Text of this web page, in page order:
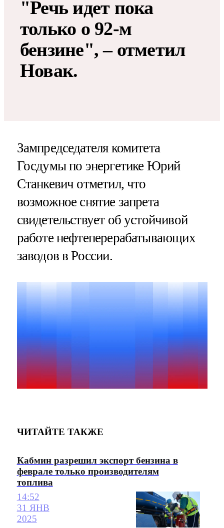
"Речь идет пока
только о 92-м
бензине", – отметил
Новак.
Зампредседателя комитета
Госдумы по энергетике Юрий
Станкевич отметил, что
возможное снятие запрета
свидетельствует об устойчивой
работе нефтеперерабатывающих
заводов в России.
ЧИТАЙТЕ ТАКЖЕ
Кабмин разрешил экспорт бензина в
феврале только производителям
топлива
14:52
31 ЯНВ
2025